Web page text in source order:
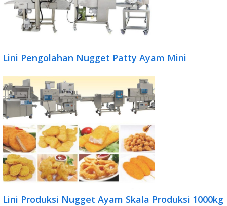
Lini Pengolahan Nugget Patty Ayam Mini
Lini Produksi Nugget Ayam Skala Produksi 1000kg